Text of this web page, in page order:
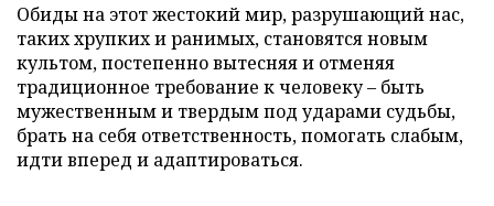
Обиды на этот жестокий мир, разрушающий нас,
таких хрупких и ранимых, становятся новым
культом, постепенно вытесняя и отменяя
традиционное требование к человеку – быть
мужественным и твердым под ударами судьбы,
брать на себя ответственность, помогать слабым,
идти вперед и адаптироваться.